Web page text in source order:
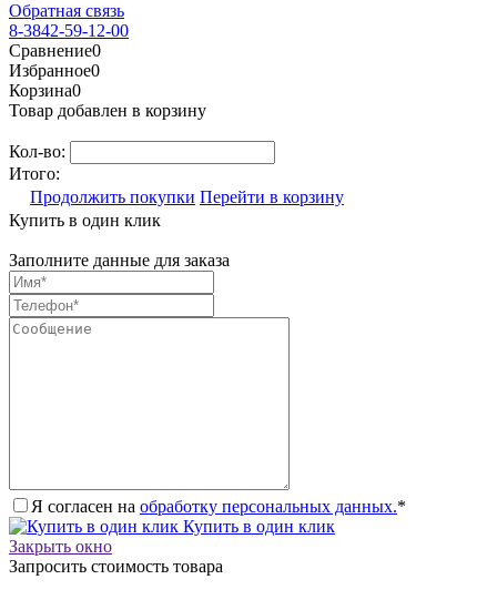
Обратная связь
8-3842-59-12-00
Сравнение0
Избранное0
Корзина0
Товар добавлен в корзину
Кол-во:
Итого:
Продолжить покупки Перейти в корзину
Купить в один клик
Заполните данные для заказа
Я согласен на обработку персональных данных.*
Купить в один клик
Закрыть окно
Запросить стоимость товара